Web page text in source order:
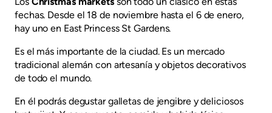
fechas. Desde el 18 de noviembre hasta el 6 de enero,
hay uno en East Princess St Gardens.
Es el más importante de la ciudad. Es un mercado
tradicional alemán con artesanía y objetos decorativos
de todo el mundo.
En él podrás degustar galletas de jengibre y deliciosos